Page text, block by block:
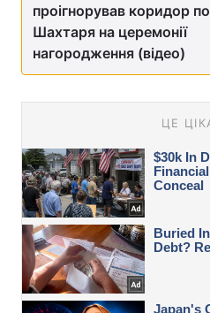
проігнорував коридор
Шахтаря на церемонії
нагородження (відео)